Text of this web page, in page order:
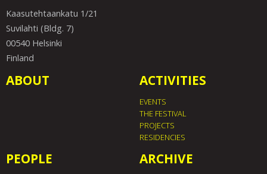
Kaasutehtaankatu 1/21
Suvilahti (Bldg. 7)
00540 Helsinki
Finland
ABOUT ACTIVITIES
EVENTS
THE FESTIVAL
PROJECTS
RESIDENCIES
PEOPLE ARCHIVE